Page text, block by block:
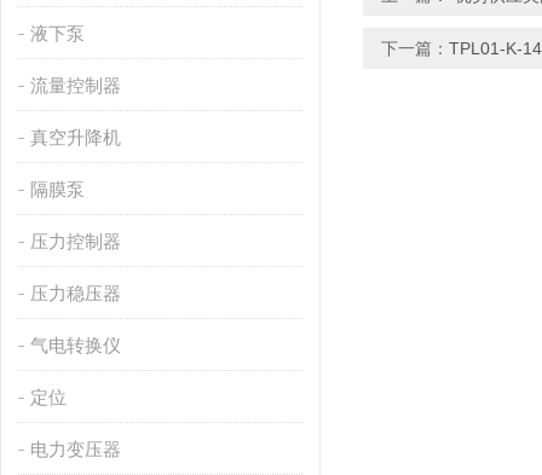
液下泵
流量控制器
真空升降机
隔膜泵
压力控制器
压力稳压器
气电转换仪
定位
电力变压器
下一篇： TPL01-K-